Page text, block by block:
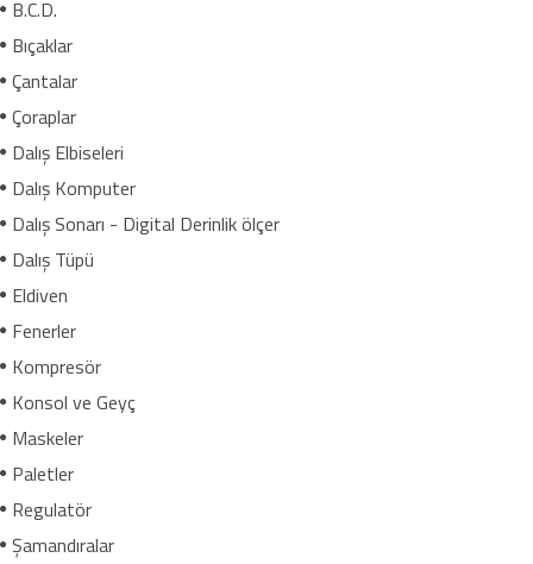
B.C.D.
Bıçaklar
Çantalar
Çoraplar
Dalış Elbiseleri
Dalış Komputer
Dalış Sonarı - Digital Derinlik ölçer
Dalış Tüpü
Eldiven
Fenerler
Kompresör
Konsol ve Geyç
Maskeler
Paletler
Regulatör
Şamandıralar